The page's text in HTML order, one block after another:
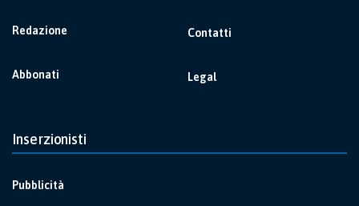
Redazione
Abbonati
Contatti
Legal
Inserzionisti
Pubblicità